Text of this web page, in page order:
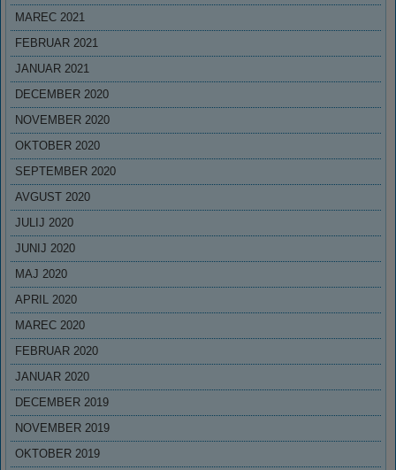
MAREC 2021
FEBRUAR 2021
JANUAR 2021
DECEMBER 2020
NOVEMBER 2020
OKTOBER 2020
SEPTEMBER 2020
AVGUST 2020
JULIJ 2020
JUNIJ 2020
MAJ 2020
APRIL 2020
MAREC 2020
FEBRUAR 2020
JANUAR 2020
DECEMBER 2019
NOVEMBER 2019
OKTOBER 2019